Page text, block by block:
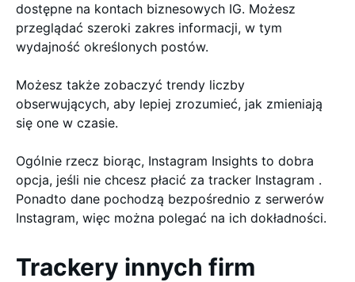
dostępne na kontach biznesowych IG. Możesz
przeglądać szeroki zakres informacji, w tym
wydajność określonych postów.
Możesz także zobaczyć trendy liczby
obserwujących, aby lepiej zrozumieć, jak zmieniają
się one w czasie.
Ogólnie rzecz biorąc, Instagram Insights to dobra
opcja, jeśli nie chcesz płacić za tracker Instagram .
Ponadto dane pochodzą bezpośrednio z serwerów
Instagram, więc można polegać na ich dokładności.
Trackery innych firm